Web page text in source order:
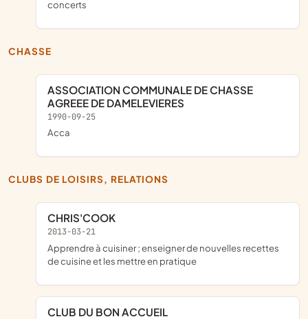
concerts
CHASSE
ASSOCIATION COMMUNALE DE CHASSE
AGREEE DE DAMELEVIERES
1990-09-25
acca
CLUBS DE LOISIRS, RELATIONS
CHRIS'COOK
2013-03-21
apprendre à cuisiner ; enseigner de nouvelles recettes
de cuisine et les mettre en pratique
CLUB DU BON ACCUEIL